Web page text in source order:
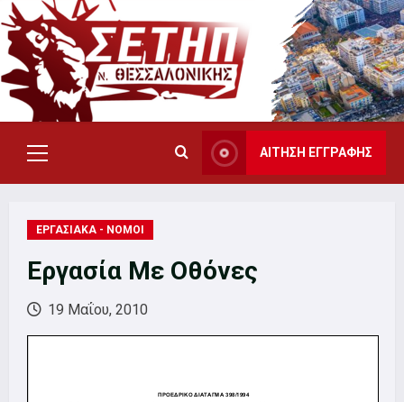
Skip
to
content
Primary
Menu
ΑΙΤΗΣΗ ΕΓΓΡΑΦΗΣ
ΕΡΓΑΣΙΑΚΑ - ΝΟΜΟΙ
Εργασία Με Οθόνες
19 Μαΐου, 2010